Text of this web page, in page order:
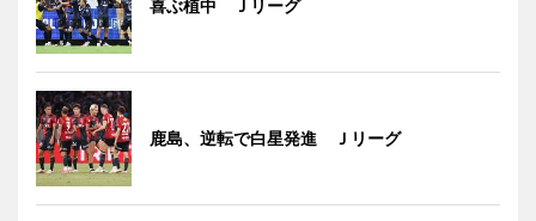
喜ぶ植中 Ｊリーグ
鹿島、逆転で白星発進 Ｊリーグ